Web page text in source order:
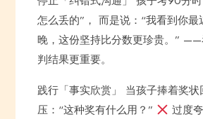
怎么丢的”， 而是说：“我看到你最
晚，这份坚持比分数更珍贵。”
判结果更重要。
践行「事实欣赏」 当孩子捧着奖
压：“这种奖有什么用？”
过度